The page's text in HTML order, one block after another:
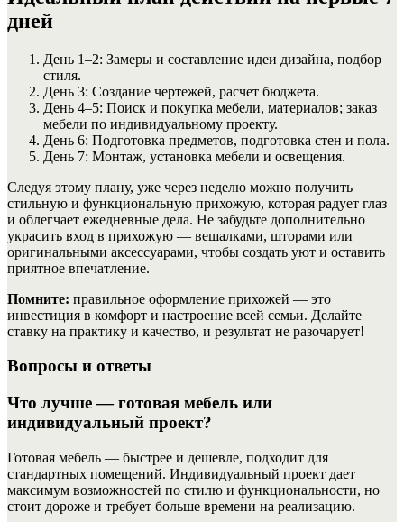
дней
День 1–2: Замеры и составление идеи дизайна, подбор
стиля.
День 3: Создание чертежей, расчет бюджета.
День 4–5: Поиск и покупка мебели, материалов; заказ
мебели по индивидуальному проекту.
День 6: Подготовка предметов, подготовка стен и пола.
День 7: Монтаж, установка мебели и освещения.
Следуя этому плану, уже через неделю можно получить
стильную и функциональную прихожую, которая радует глаз
и облегчает ежедневные дела. Не забудьте дополнительно
украсить вход в прихожую — вешалками, шторами или
оригинальными аксессуарами, чтобы создать уют и оставить
приятное впечатление.
Помните: правильное оформление прихожей — это
инвестиция в комфорт и настроение всей семьи. Делайте
ставку на практику и качество, и результат не разочарует!
Вопросы и ответы
Что лучше — готовая мебель или
индивидуальный проект?
Готовая мебель — быстрее и дешевле, подходит для
стандартных помещений. Индивидуальный проект дает
максимум возможностей по стилю и функциональности, но
стоит дороже и требует больше времени на реализацию.